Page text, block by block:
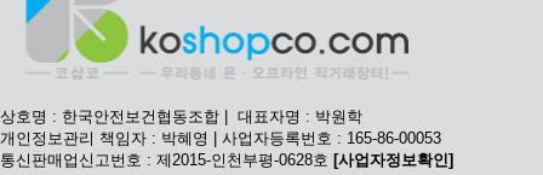
상호명 : 한국안전보건협동조합 | 대표자명 : 박원학
개인정보관리 책임자 : 박혜영 | 사업자등록번호 : 165-86-00053
통신판매업신고번호 : 제2015-인천부평-0628호 [사업자정보확인]